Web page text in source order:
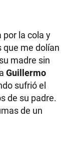
por la cola y
me dolían
madre sin
Guillermo
sufrió el
de su padre.
de un